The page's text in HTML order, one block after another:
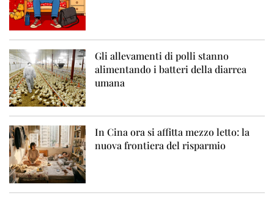
Gli allevamenti di polli stanno
alimentando i batteri della diarrea
umana
In Cina ora si affitta mezzo letto: la
nuova frontiera del risparmio